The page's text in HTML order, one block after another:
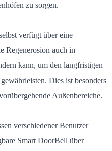
zu sorgen.
verfügt über eine
Regenerosion auch in
kann, um den langfristigen
Dies ist besonders
Außenbereiche.
verschiedener Benutzer
Smart DoorBell über